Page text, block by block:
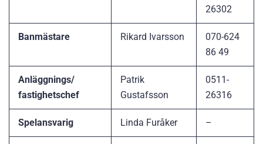
26302
Banmästare Rikard Ivarsson
070-624
86 49
Anläggnings/
fastighetschef
Patrik
Gustafsson
0511-
26316
Spelansvarig Linda Furåker –